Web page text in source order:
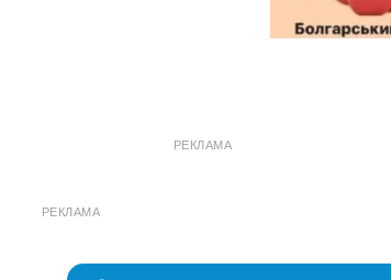
РЕКЛАМА
РЕКЛАМА